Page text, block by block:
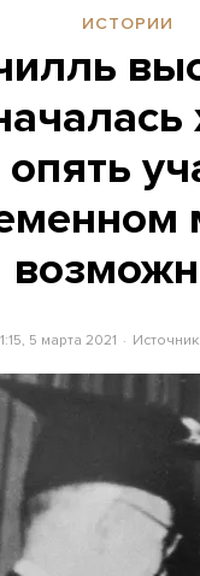
ИСТОРИИ
5 марта 2021 Источник: